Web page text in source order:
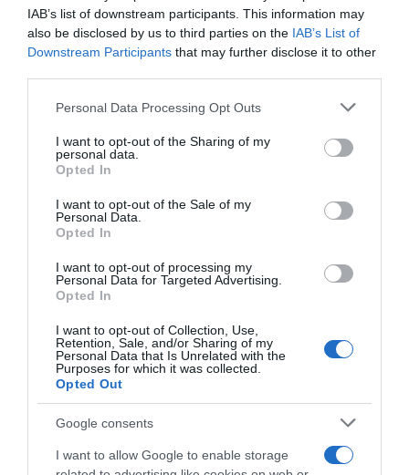
IAB’s list of downstream participants. This information may
also be disclosed by us to third parties on the IAB’s List of
Downstream Participants that may further disclose it to other
Please note that this website/app uses one or more Google
not limited to your visit or usage behaviour. You may click to
grant or deny consent to Google and its third-party tags to
use your data for below specified purposes in below Google
consent section.
Personal Data Processing Opt Outs
I want to opt-out of the Sharing of my
personal data.
Opted In
I want to opt-out of the Sale of my
Personal Data.
Opted In
I want to opt-out of processing my
Personal Data for Targeted Advertising.
Opted In
I want to opt-out of Collection, Use,
Retention, Sale, and/or Sharing of my
Personal Data that Is Unrelated with the
Purposes for which it was collected.
Opted Out
Google consents
I want to allow Google to enable storage
ehelyett egy hátvédre van szüksége, aki bátorítja, és
támaszt nyújt számára.
8. Manipuláció
Egy ilyen nő messziről észreveszi, ha valaki befolyásolni
szeretné. Felismeri a trükköket, és átlát a manipuláción.
9. Mások lenézése
Egy alfa minden embert, a legutolsó hajléktalant is
tiszteletben tart. Ha a párja ezzel szemben különbnek
tartós.
Minden alfa-nő erős és intelligens. Ha olyan helyzetben
találják magukat, amelyben a párjuk érzelmi úton
próbálja őket befolyásolni, vagy megfélemlíteni, akkor
egy percig sem fognak csendben maradni, és eltűrni ezt.
Ez is érdekelhet! -8 dolog, amire biztosan